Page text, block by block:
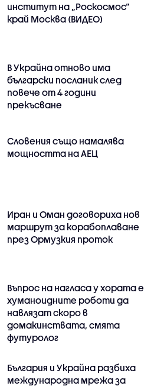
институт на „Роскосмос“
край Москва (ВИДЕО)
В Украйна отново има
български посланик след
повече от 4 години
прекъсване
Словения също намалява
мощността на АЕЦ
Иран и Оман договориха нов
маршрут за корабоплаване
през Ормузкия проток
Въпрос на нагласа у хората е
хуманоидните роботи да
навлязат скоро в
домакинствата, смята
футуролог
България и Украйна разбиха
международна мрежа за